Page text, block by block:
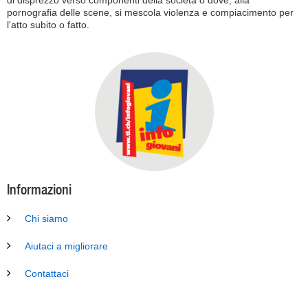
pornografia delle scene, si mescola violenza e compiacimento per
l'atto subito o fatto.
Informazioni
Chi siamo
Aiutaci a migliorare
Contattaci